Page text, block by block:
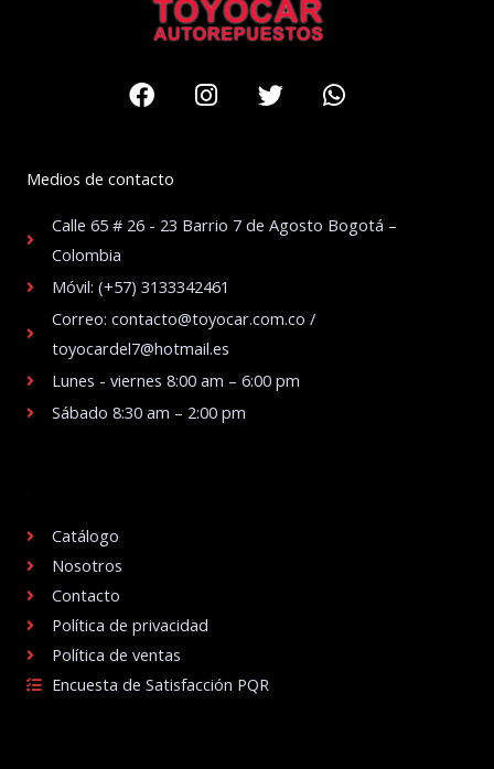
FacebookInstagram
TwitterWhatsapp
Medios de contacto
Calle 65 # 26 - 23 Barrio 7 de Agosto Bogotá –
Colombia
Móvil: (+57) 3133342461
Correo: contacto@toyocar.com.co /
toyocardel7@hotmail.es
Lunes - viernes 8:00 am – 6:00 pm
Sábado 8:30 am – 2:00 pm
Catálogo
Nosotros
Contacto
Política de privacidad
Política de ventas
Encuesta de Satisfacción PQR